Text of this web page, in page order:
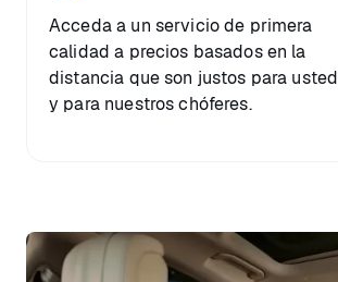
Acceda a un servicio de primera
calidad a precios basados en la
distancia que son justos para usted
y para nuestros chóferes.